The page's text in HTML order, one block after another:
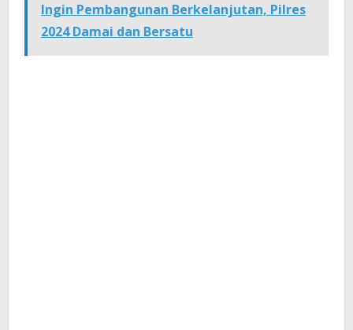
Ingin Pembangunan Berkelanjutan, Pilres
2024 Damai dan Bersatu